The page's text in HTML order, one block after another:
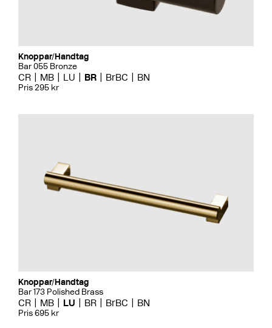
Knoppar/Handtag
Bar 055 Bronze
CR MB LU BR BrBC BN
Pris 295 kr
Knoppar/Handtag
Bar 173 Polished Brass
CR MB LU BR BrBC BN
Pris 695 kr